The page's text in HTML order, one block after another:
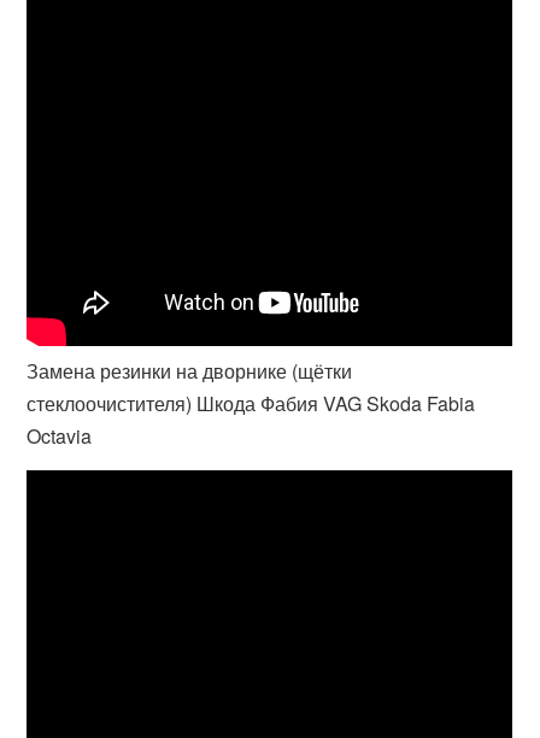
Замена резинки на дворнике (щётки
стеклоочистителя) Шкода Фабия VAG Skoda Fabia
Octavia